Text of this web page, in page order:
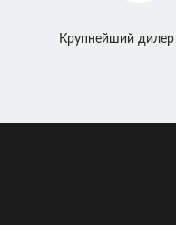
Крупнейший дилер